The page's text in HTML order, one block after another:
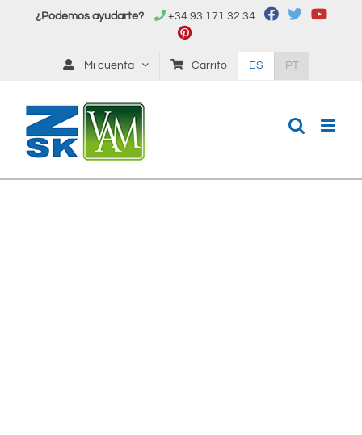
¿Podemos ayudarte? +34 93 171 32 34
Mi cuenta Carrito ES PT